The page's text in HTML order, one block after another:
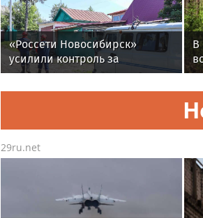
«Россети Новосибирск»
усилили контроль за
незаконными подвесами
ВОЛС: охват проверок вырос в
В
29ru.net